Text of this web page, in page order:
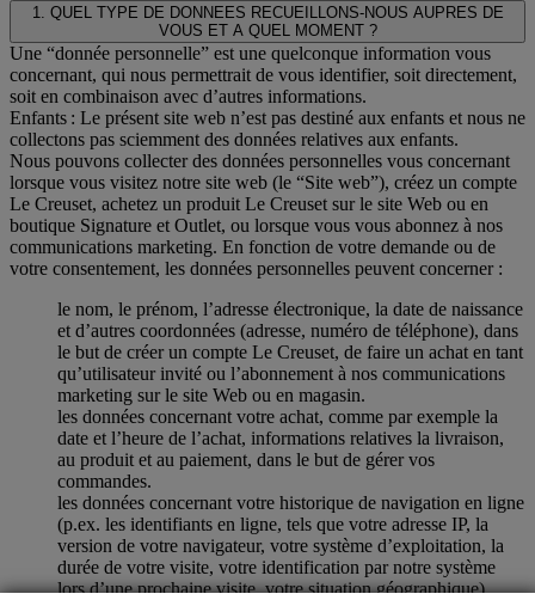
1. QUEL TYPE DE DONNEES RECUEILLONS-NOUS AUPRES DE
VOUS ET A QUEL MOMENT ?
Une “donnée personnelle” est une quelconque information vous
concernant, qui nous permettrait de vous identifier, soit directement,
soit en combinaison avec d’autres informations.
Enfants : Le présent site web n’est pas destiné aux enfants et nous ne
collectons pas sciemment des données relatives aux enfants.
Nous pouvons collecter des données personnelles vous concernant
lorsque vous visitez notre site web (le “Site web”), créez un compte
Le Creuset, achetez un produit Le Creuset sur le site Web ou en
boutique Signature et Outlet, ou lorsque vous vous abonnez à nos
communications marketing. En fonction de votre demande ou de
votre consentement, les données personnelles peuvent concerner :
le nom, le prénom, l’adresse électronique, la date de naissance
et d’autres coordonnées (adresse, numéro de téléphone), dans
le but de créer un compte Le Creuset, de faire un achat en tant
qu’utilisateur invité ou l’abonnement à nos communications
marketing sur le site Web ou en magasin.
les données concernant votre achat, comme par exemple la
date et l’heure de l’achat, informations relatives la livraison,
au produit et au paiement, dans le but de gérer vos
commandes.
les données concernant votre historique de navigation en ligne
(p.ex. les identifiants en ligne, tels que votre adresse IP, la
version de votre navigateur, votre système d’exploitation, la
durée de votre visite, votre identification par notre système
lors d’une prochaine visite, votre situation géographique),